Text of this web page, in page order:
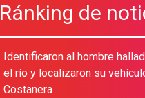
Ránking de
Identificaron al hombre
el río y localizaron su
Costanera